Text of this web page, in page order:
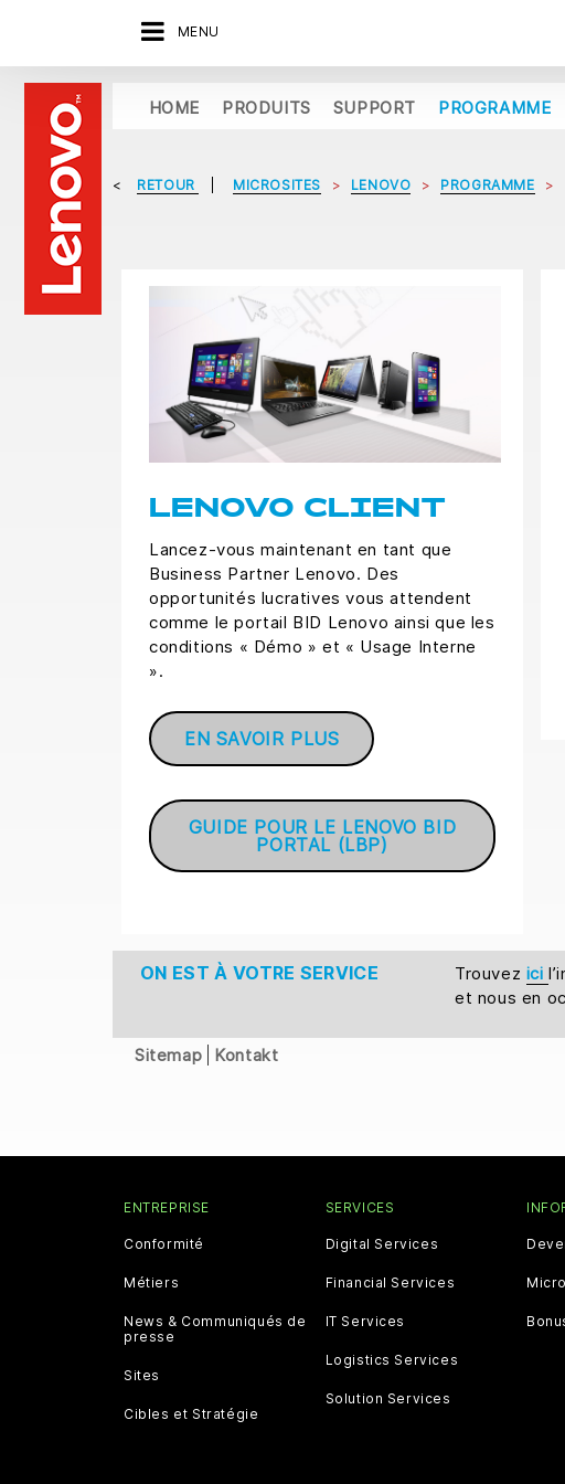
MENU
HOME PRODUITS SUPPORT PROGRAMME
RETOUR MICROSITES LENOVO PROGRAMME
LENOVO CLIENT
Lancez-vous maintenant en tant que
Business Partner Lenovo. Des
opportunités lucratives vous attendent
comme le portail BID Lenovo ainsi que les
conditions « Démo » et « Usage Interne
».
EN SAVOIR PLUS
GUIDE POUR LE LENOVO BID
PORTAL (LBP)
ON EST À VOTRE SERVICE Trouvez ici
et nous en
Sitemap Kontakt
ENTREPRISE
Conformité
Métiers
News & Communiqués de
presse
Sites
Cibles et Stratégie
SERVICES
Digital Services
Financial Services
IT Services
Logistics Services
Solution Services